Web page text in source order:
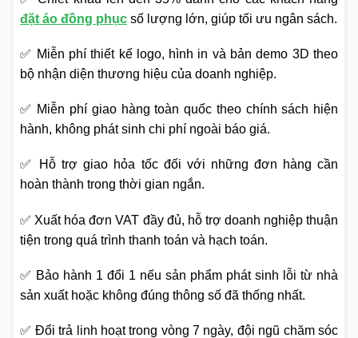
đặt áo đồng phục số lượng lớn, giúp tối ưu ngân sách.
✅ Miễn phí thiết kế logo, hình in và bản demo 3D theo
bộ nhận diện thương hiệu của doanh nghiệp.
✅ Miễn phí giao hàng toàn quốc theo chính sách hiện
hành, không phát sinh chi phí ngoài báo giá.
✅ Hỗ trợ giao hỏa tốc đối với những đơn hàng cần
hoàn thành trong thời gian ngắn.
✅ Xuất hóa đơn VAT đầy đủ, hỗ trợ doanh nghiệp thuận
tiện trong quá trình thanh toán và hạch toán.
✅ Bảo hành 1 đổi 1 nếu sản phẩm phát sinh lỗi từ nhà
sản xuất hoặc không đúng thông số đã thống nhất.
✅ Đổi trả linh hoạt trong vòng 7 ngày, đội ngũ chăm sóc